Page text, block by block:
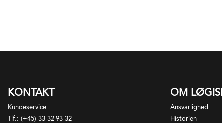
KONTAKT
Kundeservice
Tlf.: (+45) 33 32 93 32
OM
Ansvarlighed
Historien